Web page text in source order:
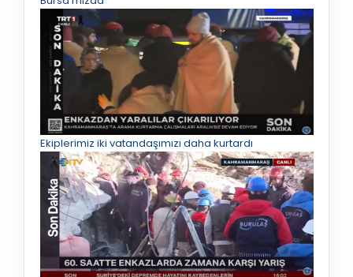
Ekiplerimiz iki vatandaşımızı daha kurtardı